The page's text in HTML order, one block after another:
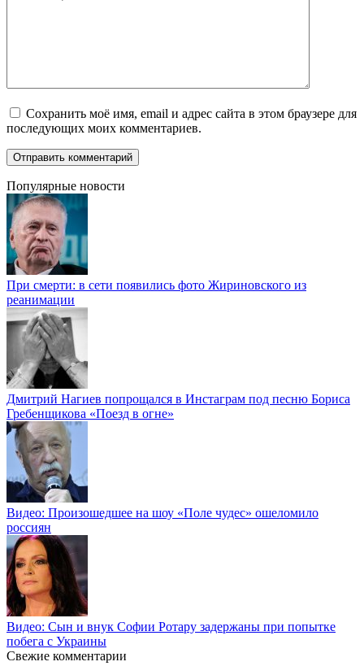
Сохранить моё имя, email и адрес сайта в этом браузере для
последующих моих комментариев.
Популярные новости
При смерти: в сети появились фото Жириновского из
реанимации
Дмитрий Нагиев попрощался в Инстаграм под песню Бориса
Гребенщикова «Поезд в огне»
Видео: Произошедшее на шоу «Поле чудес» ошеломило
россиян
Видео: Сын и внук Софии Ротару задержаны при попытке
побега с Украины
Свежие комментарии